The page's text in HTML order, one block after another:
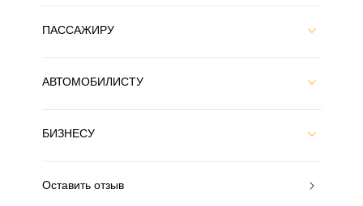
ПАССАЖИРУ
АВТОМОБИЛИСТУ
БИЗНЕСУ
Оставить отзыв